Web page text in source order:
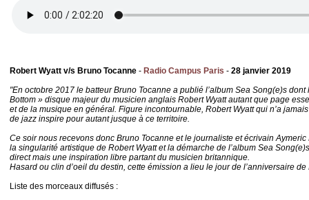
Robert Wyatt v/s Bruno Tocanne - Radio Campus Paris - 28 janvier 2019
"En octobre 2017 le batteur Bruno Tocanne a publié l’album Sea Song(e)s
Bottom » disque majeur du musicien anglais Robert Wyatt autant que page
et de la musique en général. Figure incontournable, Robert Wyatt qui n’a
de jazz inspire pour autant jusque à ce territoire.
Ce soir nous recevons donc Bruno Tocanne et le journaliste et écrivain
la singularité artistique de Robert Wyatt et la démarche de l’album Sea
direct mais une inspiration libre partant du musicien britannique.
Hasard ou clin d’oeil du destin, cette émission a lieu le jour de l’anniversaire de
Liste des morceaux diffusés :